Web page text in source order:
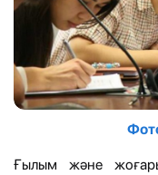
Ғылым және жоғары